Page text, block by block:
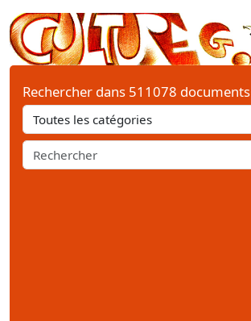
Rechercher dans 511078 documents